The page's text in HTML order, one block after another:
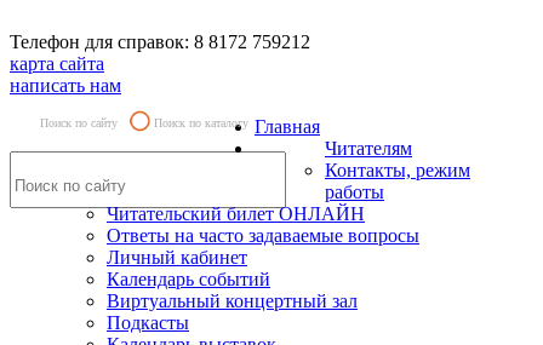
Телефон для справок: 8 8172 759212
карта сайта
написать нам
Поиск по сайту Поиск по каталогу Главная
Читателям
Контакты, режим
работы
Читательский билет ОНЛАЙН
Ответы на часто задаваемые вопросы
Личный кабинет
Календарь событий
Виртуальный концертный зал
Подкасты